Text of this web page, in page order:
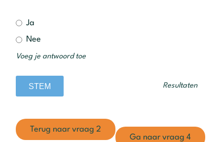
Ja
Nee
Voeg je antwoord toe
Resultaten
Terug naar vraag 2
Ga naar vraag 4